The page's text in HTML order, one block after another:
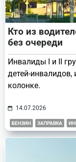
Кто из
без очереди
Инвалиды I и II
детей-
колонке.
14.07.2026
БЕНЗИН ЗАПРАВКА